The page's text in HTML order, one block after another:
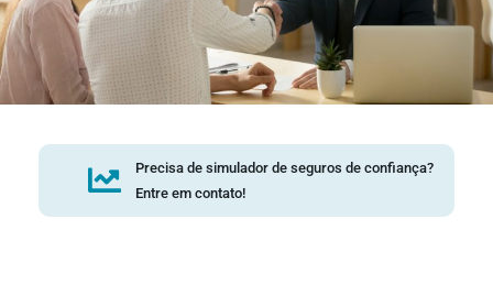
Precisa de simulador de seguros de confiança?
Entre em contato!